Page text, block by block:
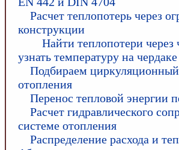
Расчет теплопотерь через
конструкции
Найти теплопотери через
узнать температуру на чердаке
Подбираем циркуляционный
отопления
Перенос тепловой энергии
Расчет гидравлического
системе отопления
Распределение расхода и